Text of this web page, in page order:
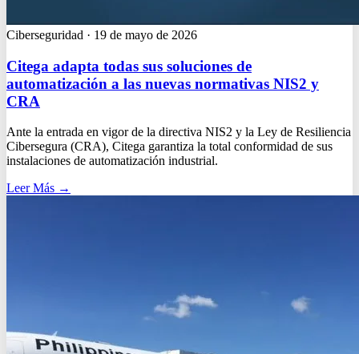
Ciberseguridad · 19 de mayo de 2026
Citega adapta todas sus soluciones de
automatización a las nuevas normativas NIS2 y
CRA
Ante la entrada en vigor de la directiva NIS2 y la Ley de Resiliencia
Cibersegura (CRA), Citega garantiza la total conformidad de sus
instalaciones de automatización industrial.
Leer Más →